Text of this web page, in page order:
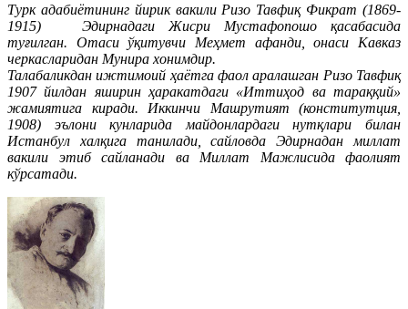
Турк адабиётининг йирик вакили Ризо Тавфиқ Фикрат (1869-
1915) Эдирнадаги Жисри Мустафопошо қасабасида
туғилган. Отаси ўқитувчи Меҳмет афанди, онаси Кавказ
черкасларидан Мунира хонимдир.
Талабаликдан ижтимоий ҳаётга фаол аралашган Ризо Тавфиқ
1907 йилдан яширин ҳаракатдаги «Иттиҳод ва тараққий»
жамиятига киради. Иккинчи Машрутият (конститутция,
1908) эълони кунларида майдонлардаги нутқлари билан
Истанбул халқига танилади, сайловда Эдирнадан миллат
вакили этиб сайланади ва Миллат Мажлисида фаолият
кўрсатади.